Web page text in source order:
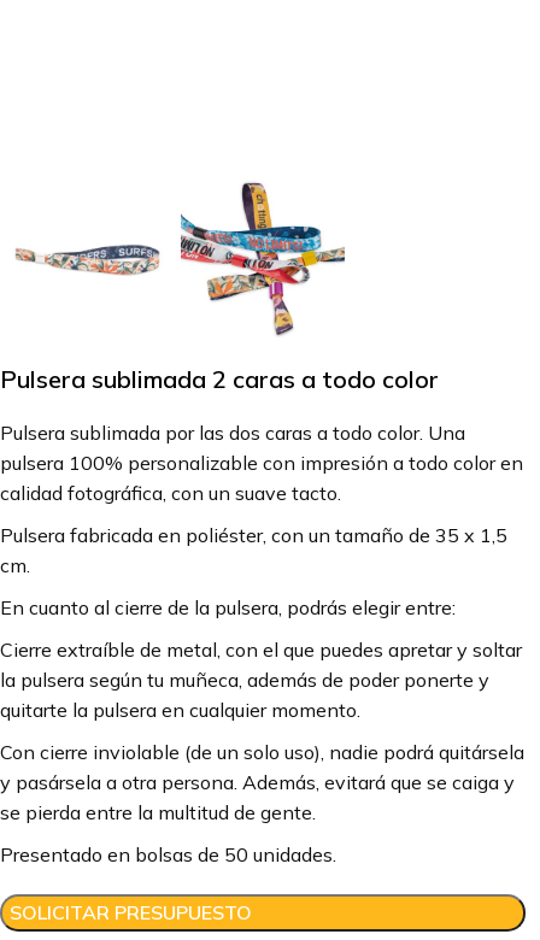
Pulsera sublimada 2 caras a todo color
Pulsera sublimada por las dos caras a todo color. Una
pulsera 100% personalizable con impresión a todo color en
calidad fotográfica, con un suave tacto.
Pulsera fabricada en poliéster, con un tamaño de 35 x 1,5
cm.
En cuanto al cierre de la pulsera, podrás elegir entre:
Cierre extraíble de metal, con el que puedes apretar y soltar
la pulsera según tu muñeca, además de poder ponerte y
quitarte la pulsera en cualquier momento.
Con cierre inviolable (de un solo uso), nadie podrá quitársela
y pasársela a otra persona. Además, evitará que se caiga y
se pierda entre la multitud de gente.
Presentado en bolsas de 50 unidades.
SOLICITAR PRESUPUESTO